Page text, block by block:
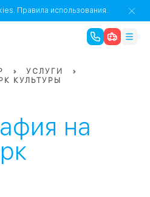
Бабушкинская
Вокзал
Правила использования.
УСЛУГИ
КУЛЬТУРЫ
на